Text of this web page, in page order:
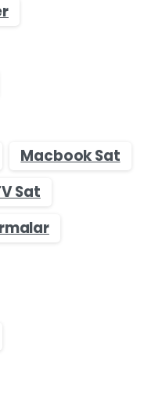
Macbook Sat
Sat